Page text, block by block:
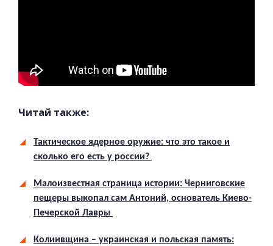
Читай также:
Тактическое ядерное оружие: что это такое и
сколько его есть у россии?
Малоизвестная страница истории: Черниговские
пещеры выкопал сам Антоний, основатель Киево-
Печерской Лавры
Колиивщина – украинская и польская память: